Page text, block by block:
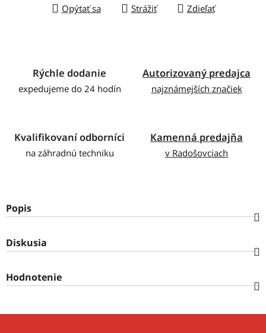
Opýtať sa Strážiť Zdieľať
Rýchle dodanie
expedujeme do 24 hodín
Autorizovaný predajca
najznámejších značiek
Kvalifikovaní odborníci
na záhradnú techniku
Kamenná predajňa
v Radošovciach
Popis
Diskusia
Hodnotenie